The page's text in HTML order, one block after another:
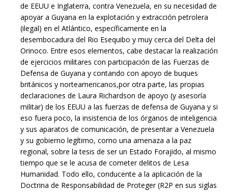
de EEUU e Inglaterra, contra Venezuela, en su necesidad de
apoyar a Guyana en la explotación y extracción petrolera
(ilegal) en el Atlántico, específicamente en la
desembocadura del Rio Esequibo y muy cerca del Delta del
Orinoco. Entre esos elementos, cabe destacar la realización
de ejercicios militares con participación de las Fuerzas de
Defensa de Guyana y contando con apoyo de buques
británicos y norteamericanos,por otra parte, las propias
declaraciones de Laura Richardson de apoyo (y asesoría
militar) de los EEUU a las fuerzas de defensa de Guyana y si
eso fuera poco, la insistencia de los órganos de inteligencia
y sus aparatos de comunicación, de presentar a Venezuela
y su gobierno legítimo, como una amenaza a la paz
regional, sobre la tesis de ser un Estado Forajido, al mismo
tiempo que se le acusa de cometer delitos de Lesa
Humanidad. Todo ello, conducente a la aplicación de la
Doctrina de Responsabilidad de Proteger (R2P en sus siglas